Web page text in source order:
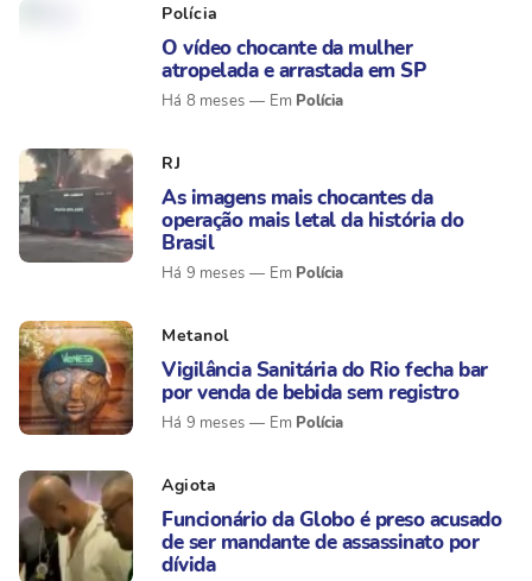
Polícia
O vídeo chocante da mulher
atropelada e arrastada em SP
Há 8 meses Polícia
RJ
As imagens mais chocantes da
operação mais letal da história do
Brasil
Há 9 meses Polícia
Metanol
Vigilância Sanitária do Rio fecha bar
por venda de bebida sem registro
Há 9 meses Polícia
Agiota
Funcionário da Globo é preso acusado
de ser mandante de assassinato por
dívida